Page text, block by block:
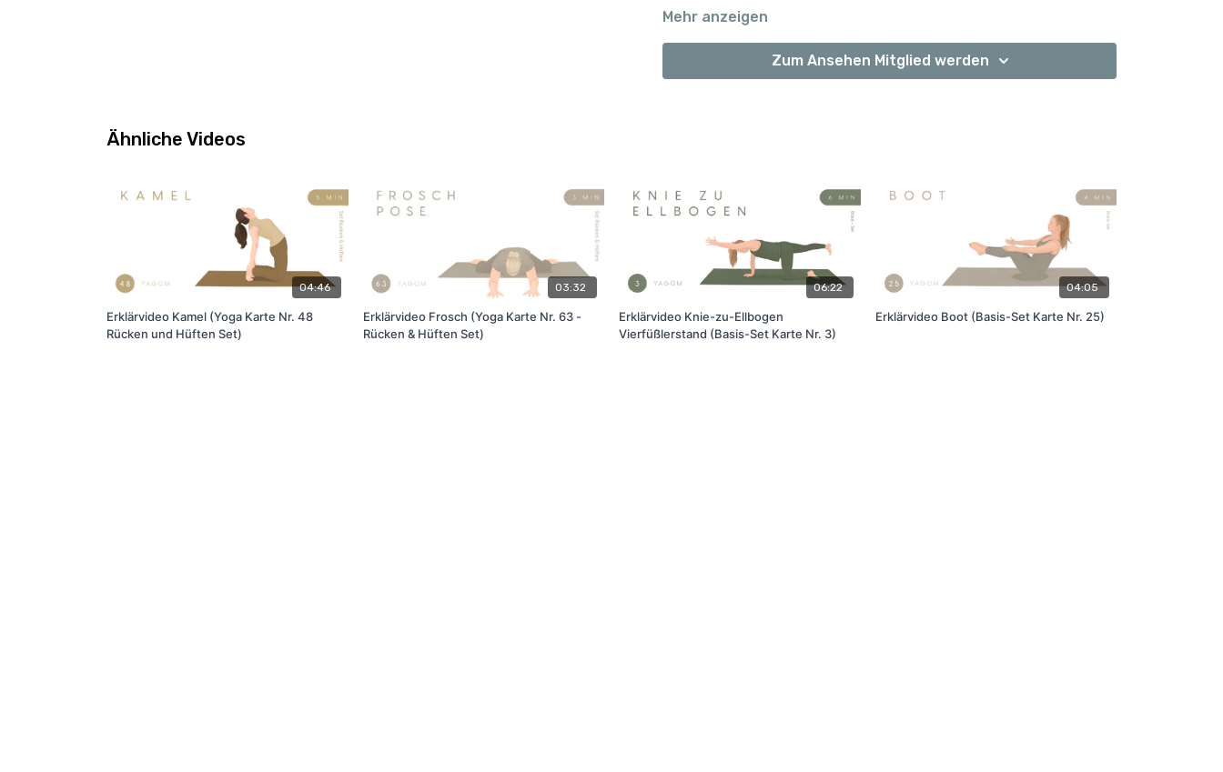
Mehr anzeigen
Zum Ansehen Mitglied werden
Ähnliche Videos
04:46
Erklärvideo Kamel (Yoga Karte Nr. 48
Rücken und Hüften Set)
03:32
Erklärvideo Frosch (Yoga Karte Nr. 63 -
Rücken & Hüften Set)
06:22
Erklärvideo Knie-zu-Ellbogen
Vierfüßlerstand (Basis-Set Karte Nr. 3)
04:05
Erklärvideo Boot (Basis-Set Karte Nr. 25)